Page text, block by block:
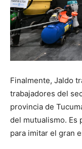
Finalmente, Jaldo
trabajadores del
provincia de
del mutualismo. Es
para imitar el gran